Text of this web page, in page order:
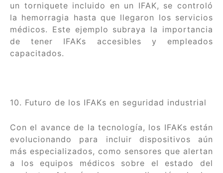
un torniquete incluido en un IFAK, se controló
la hemorragia hasta que llegaron los servicios
médicos. Este ejemplo subraya la importancia
de tener IFAKs accesibles y empleados
capacitados.
10. Futuro de los IFAKs en seguridad industrial
Con el avance de la tecnología, los IFAKs están
evolucionando para incluir dispositivos aún
más especializados, como sensores que alertan
a los equipos médicos sobre el estado del